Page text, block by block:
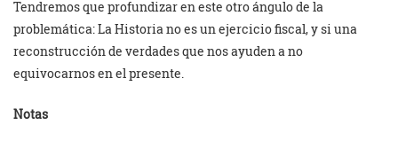
Tendremos que profundizar en este otro ángulo de la
problemática: La Historia no es un ejercicio fiscal, y si una
reconstrucción de verdades que nos ayuden a no
equivocarnos en el presente.
Notas